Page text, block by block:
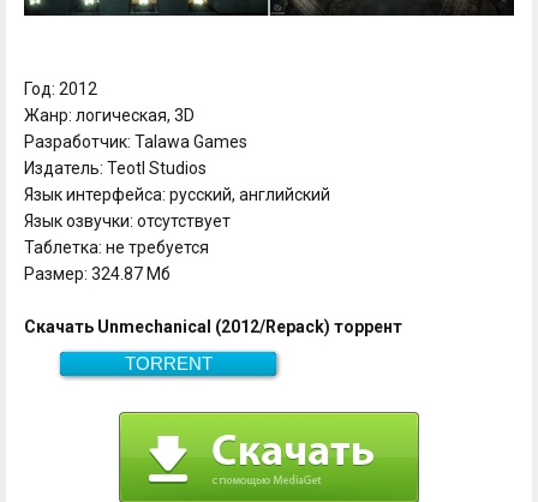
Год: 2012
Жанр: логическая, 3D
Разработчик: Talawa Games
Издатель: Teotl Studios
Язык интерфейса: русский, английский
Язык озвучки: отсутствует
Таблетка: не требуется
Размер: 324.87 Мб
Скачать Unmechanical (2012/Repack) торрент
TORRENT
14.5 кб
Скачать